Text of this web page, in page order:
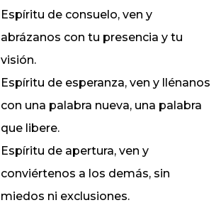
Espíritu de consuelo, ven y
abrázanos con tu presencia y tu
visión.
Espíritu de esperanza, ven y llénanos
con una palabra nueva, una palabra
que libere.
Espíritu de apertura, ven y
conviértenos a los demás, sin
miedos ni exclusiones.